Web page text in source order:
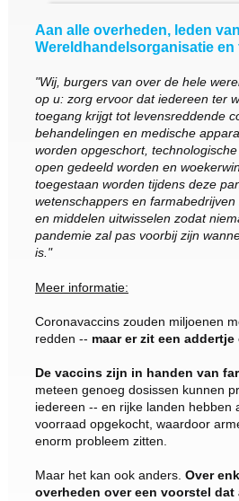
Aan alle overheden, leden
Wereldhandelsorganisatie en
"Wij, burgers van over de hele
op u: zorg ervoor dat iedereen ter
toegang krijgt tot levensreddende
behandelingen en medische
worden opgeschort,
open gedeeld worden en
toegestaan worden tijdens deze
wetenschappers en
en middelen uitwisselen zodat
pandemie zal pas voorbij zijn
is."
Meer informatie:
Coronavaccins zouden miljoenen
redden -- maar er zit een
De vaccins zijn in handen van
meteen genoeg dosissen kunnen
iedereen -- en rijke landen hebben
voorraad opgekocht, waardoor
enorm probleem zitten.
Maar het kan ook anders. Over
overheden over een voorstel